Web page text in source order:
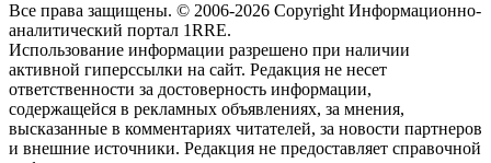
Все права защищены. © 2006-2026 Copyright Информационно-
аналитический портал 1RRE.
Использование информации разрешено при наличии
активной гиперссылки на сайт. Редакция не несет
ответственности за достоверность информации,
содержащейся в рекламных объявлениях, за мнения,
высказанные в комментариях читателей, за новости партнеров
и внешние источники. Редакция не предоставляет справочной